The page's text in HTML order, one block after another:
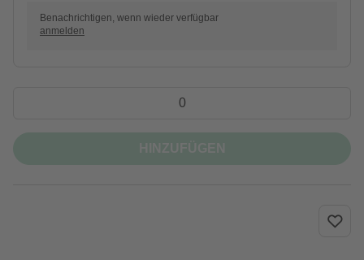
Benachrichtigen, wenn wieder verfügbar
anmelden